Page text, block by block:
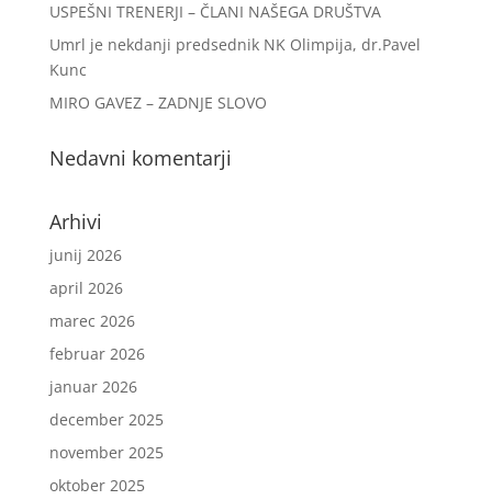
USPEŠNI TRENERJI – ČLANI NAŠEGA DRUŠTVA
Umrl je nekdanji predsednik NK Olimpija, dr.Pavel
Kunc
MIRO GAVEZ – ZADNJE SLOVO
Nedavni komentarji
Arhivi
junij 2026
april 2026
marec 2026
februar 2026
januar 2026
december 2025
november 2025
oktober 2025